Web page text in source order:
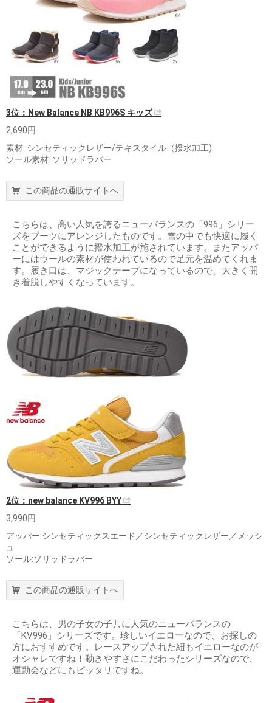
3位：New Balance NB KB996S キッズ
2,690円
素材: シンセティックレザー/テキスタイル（撥水加工)
ソール素材: ソリッドラバー
この商品の通販サイトへ
こちらは、高い人気を誇るニューバランスの「996」シリー
ズをブーツにアレンジしたものです。雪の中でも快適に履く
ことができるように撥水加工が施されています。またアッパ
ーにはウールの素材が使われているので足元を温めてくれま
す。履き口は、マジックテープになっているので、大きく開
き着脱しやすくなっています。
2位：new balance KV996 BYY
3,990円
アッパー:シンセティックスエード／シンセティックレザー／メッシ
ュ
ソール:ソリッドラバー
この商品の通販サイトへ
こちらは、男の子女の子共に人気のニューバランスの
「KV996」シリーズです。珍しいイエローなので、お探しの
方におすすめです。レースアップされた紐もイエローなのが
オシャレですね！動きやすさにこだわったシリーズなので、
運動会などにもピッタリですね。